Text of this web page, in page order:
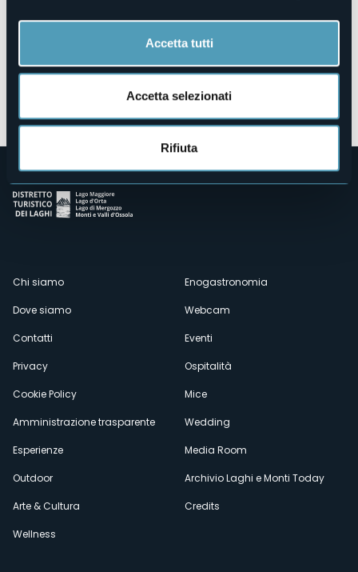
Accetta tutti
Accetta selezionati
Rifiuta
Menù
secondario
Chi siamo
Dove siamo
Contatti
Privacy
Cookie Policy
Amministrazione trasparente
Esperienze
Outdoor
Arte & Cultura
Wellness
Enogastronomia
Webcam
Eventi
Ospitalità
Mice
Wedding
Media Room
Archivio Laghi e Monti Today
Credits